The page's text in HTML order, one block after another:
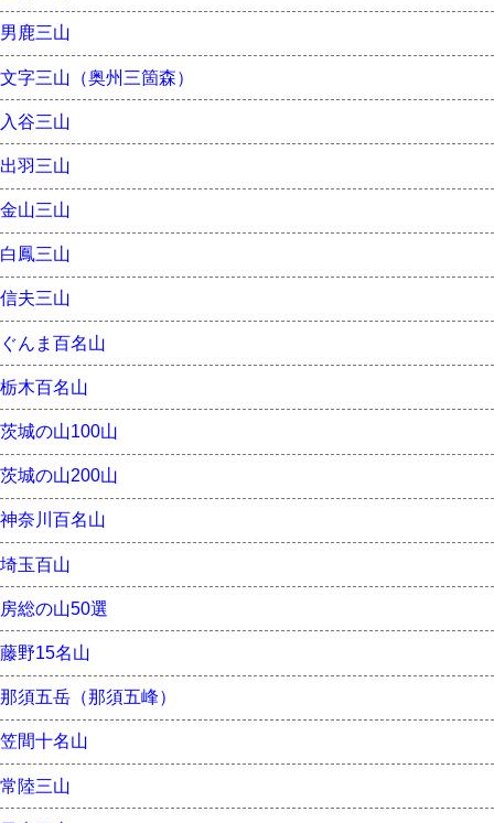
男鹿三山
文字三山（奥州三箇森）
入谷三山
出羽三山
金山三山
白鳳三山
信夫三山
ぐんま百名山
栃木百名山
茨城の山100山
茨城の山200山
神奈川百名山
埼玉百山
房総の山50選
藤野15名山
那須五岳（那須五峰）
笠間十名山
常陸三山